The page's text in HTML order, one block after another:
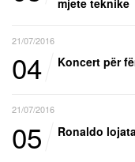
mjete teknike
21/07/2016
04 Koncert për
21/07/2016
05 Ronaldo